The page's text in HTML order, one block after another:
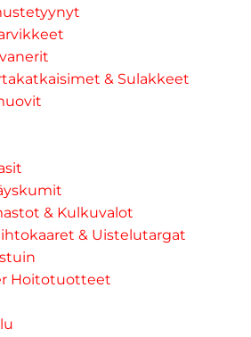
& Sulakkeet
& Kulkuvalot
& Uistelutargat
Hoitotuotteet